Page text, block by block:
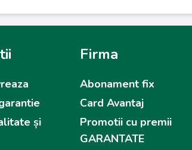
și
Firma
Abonament fix
Card Avantaj
Promotii cu premii
GARANTATE